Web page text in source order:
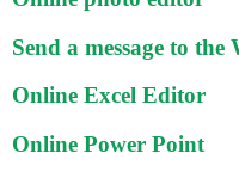
Send a message to
Online Excel Editor
Online Power Point